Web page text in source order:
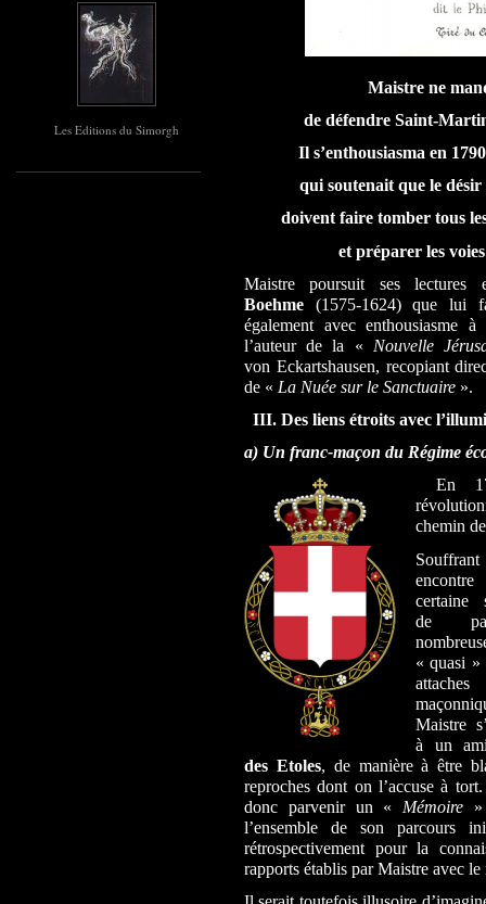
Les Editions du Simorgh
Maistre ne
de défendre Saint-
Il s’enthousiasma en
qui soutenait que le désir
doivent faire tomber tous
et préparer les
Maistre poursuit ses
Boehme (1575-1624) que lui
également avec enthousiasme à
l’auteur de la « Nouvelle
von Eckartshausen, recopiant
de « La Nuée sur le Sanctuaire ».
III. Des liens étroits avec
a) Un franc-maçon du Régime
En
chemin
certaine
de
« quasi »
attaches
Maistre
à un
des Etoles, de manière à être
reproches dont on l’accuse à
donc parvenir un « Mémoire »
l’ensemble de son parcours
rétrospectivement pour la
rapports établis par Maistre avec